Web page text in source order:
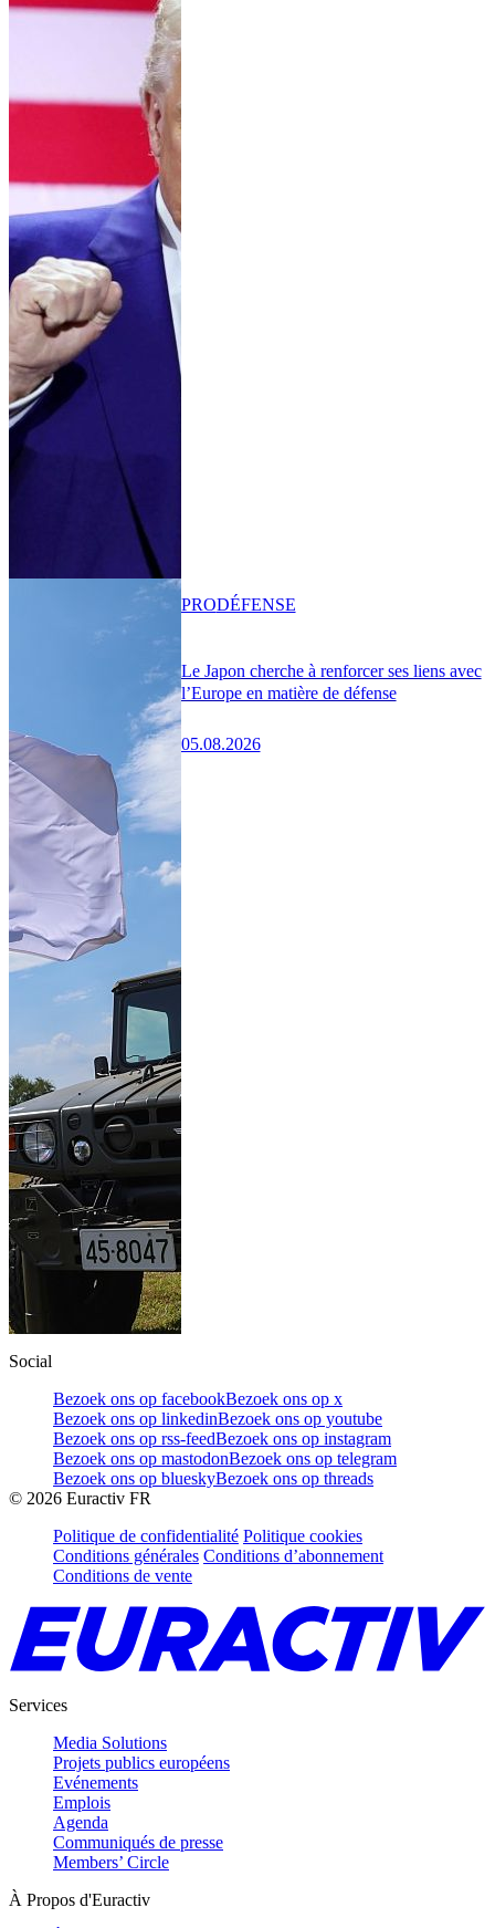
Le Japon cherche à renforcer ses liens avec
l’Europe en matière de défense
05.08.2026
PRODÉFENSE
Social
Bezoek ons op facebookBezoek ons op x
Bezoek ons op linkedinBezoek ons op youtube
Bezoek ons op rss-feedBezoek ons op instagram
Bezoek ons op mastodonBezoek ons op telegram
Bezoek ons op blueskyBezoek ons op threads
© 2026 Euractiv FR
Politique de confidentialité Politique cookies
Conditions générales Conditions d’abonnement
Conditions de vente
Services
Media Solutions
Projets publics européens
Evénements
Emplois
Agenda
Communiqués de presse
Members’ Circle
À Propos d'Euractiv